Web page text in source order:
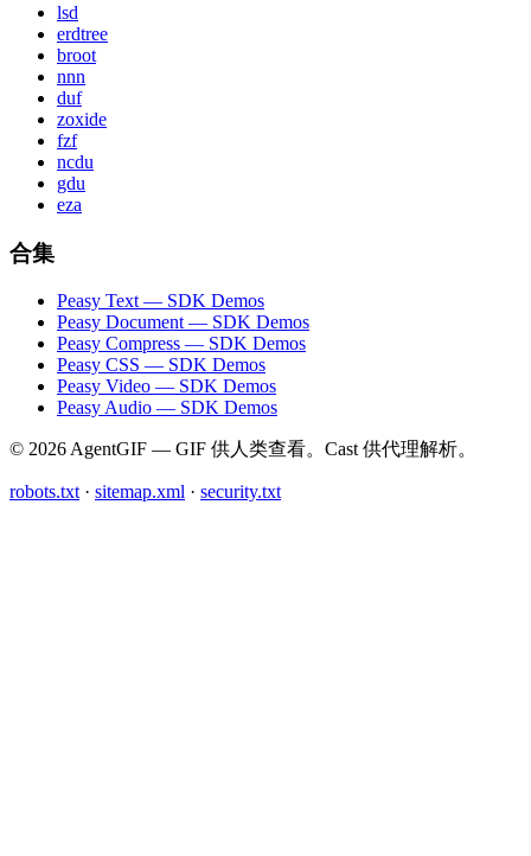
lsd
erdtree
broot
nnn
duf
zoxide
fzf
ncdu
gdu
eza
合集
Peasy Text — SDK Demos
Peasy Document — SDK Demos
Peasy Compress — SDK Demos
Peasy CSS — SDK Demos
Peasy Video — SDK Demos
Peasy Audio — SDK Demos
© 2026 AgentGIF — GIF 供人类查看。Cast 供代理解析。
robots.txt · sitemap.xml · security.txt